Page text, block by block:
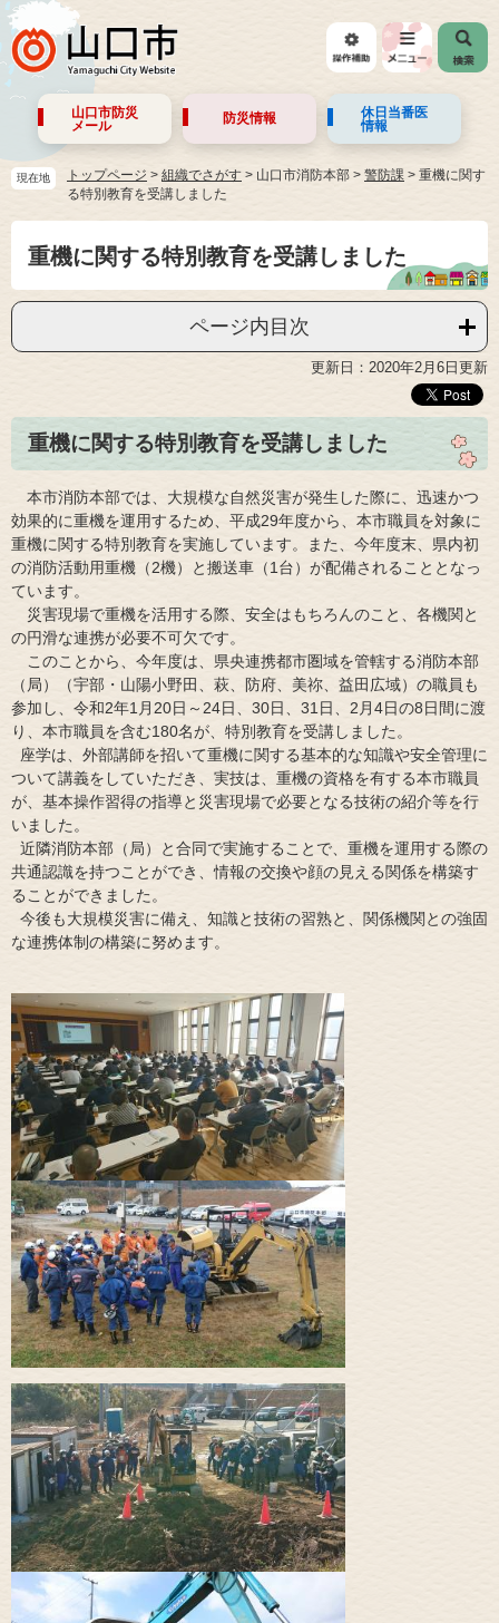
山口市防災
メール
防災情報
休日当番医
情報
現在地 トップページ > 組織でさがす > 山口市消防本部 > 警防課 > 重機に関す
る特別教育を受講しました
重機に関する特別教育を受講しました
ページ内目次
更新日：2020年2月6日更新
重機に関する特別教育を受講しました
本市消防本部では、大規模な自然災害が発生した際に、迅速かつ
効果的に重機を運用するため、平成29年度から、本市職員を対象に
重機に関する特別教育を実施しています。また、今年度末、県内初
の消防活動用重機（2機）と搬送車（1台）が配備されることとなっ
ています。
災害現場で重機を活用する際、安全はもちろんのこと、各機関と
の円滑な連携が必要不可欠です。
このことから、今年度は、県央連携都市圏域を管轄する消防本部
（局）（宇部・山陽小野田、萩、防府、美祢、益田広域）の職員も
参加し、令和2年1月20日～24日、30日、31日、2月4日の8日間に渡
り、本市職員を含む180名が、特別教育を受講しました。
座学は、外部講師を招いて重機に関する基本的な知識や安全管理に
ついて講義をしていただき、実技は、重機の資格を有する本市職員
が、基本操作習得の指導と災害現場で必要となる技術の紹介等を行
いました。
近隣消防本部（局）と合同で実施することで、重機を運用する際の
共通認識を持つことができ、情報の交換や顔の見える関係を構築す
ることができました。
今後も大規模災害に備え、知識と技術の習熟と、関係機関との強固
な連携体制の構築に努めます。